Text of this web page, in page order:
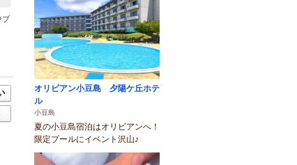
ブ
オリビアン小豆島 夕陽ケ丘ホテ
ル
小豆島
夏の小豆島宿泊はオリビアンへ！
限定プールにイベント沢山♪